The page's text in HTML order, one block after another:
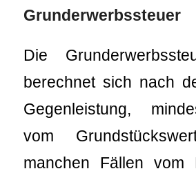
Grunderwerbssteuer
Die
berechnet sich nach
Gegenleistung,
vom
manchen Fällen vom